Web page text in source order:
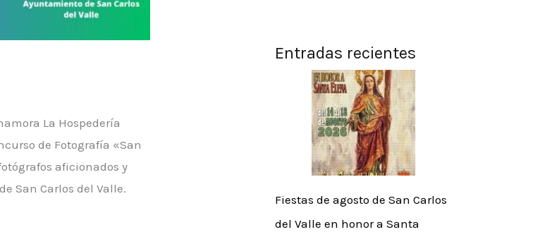
La Hospedería
de Fotografía «San
aficionados y
San Carlos del Valle.
Entradas recientes
Fiestas de agosto de San Carlos
del Valle en honor a Santa